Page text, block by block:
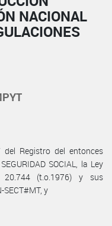
NACIONAL
del Registro del entonces
SOCIAL, la Ley
(t.o.1976) y sus
y